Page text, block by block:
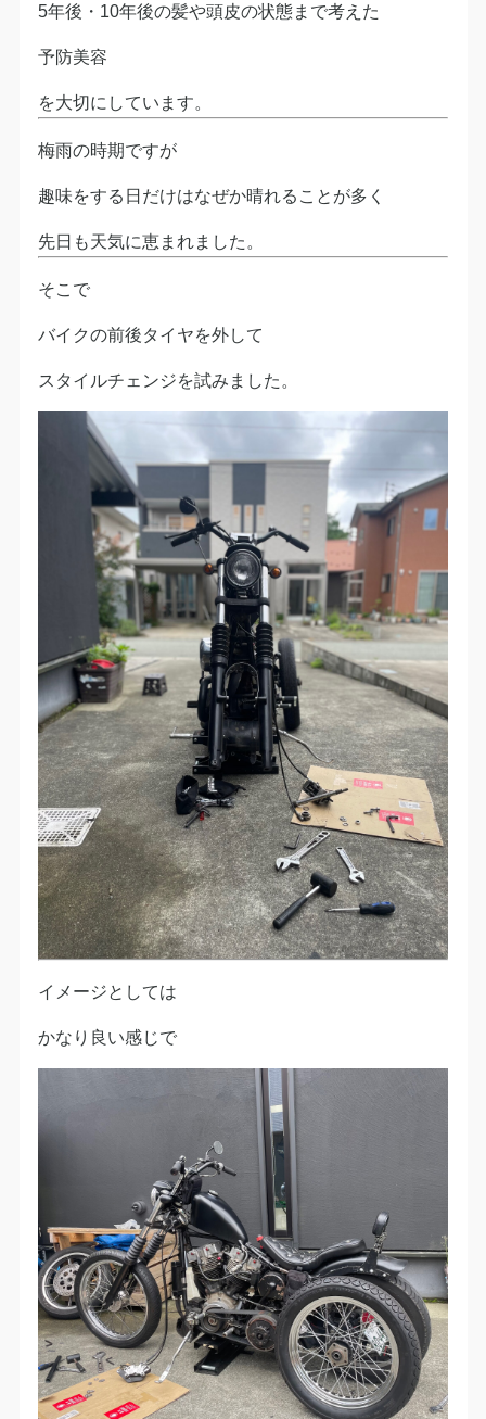
5年後・10年後の髪や頭皮の状態まで考えた
予防美容
を大切にしています。
梅雨の時期ですが
趣味をする日だけはなぜか晴れることが多く
先日も天気に恵まれました。
そこで
バイクの前後タイヤを外して
スタイルチェンジを試みました。
イメージとしては
かなり良い感じで